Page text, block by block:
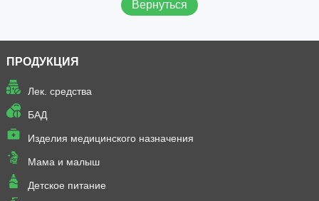
Вернуться
ПРОДУКЦИЯ
Лек. средства
БАД
Изделия медицинского назначения
Мама и малыш
Детское питание